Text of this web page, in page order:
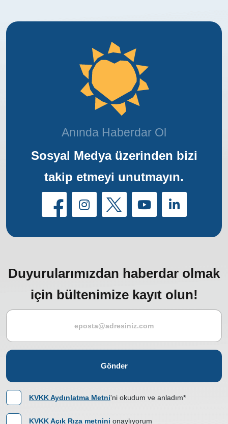
Anında Haberdar Ol
Sosyal Medya üzerinden bizi
takip etmeyi unutmayın.
Duyurularımızdan haberdar olmak
için bültenimize kayıt olun!
Gönder
KVKK Aydınlatma Metni'ni okudum ve anladım*
KVKK Açık Rıza metnini onaylıyorum